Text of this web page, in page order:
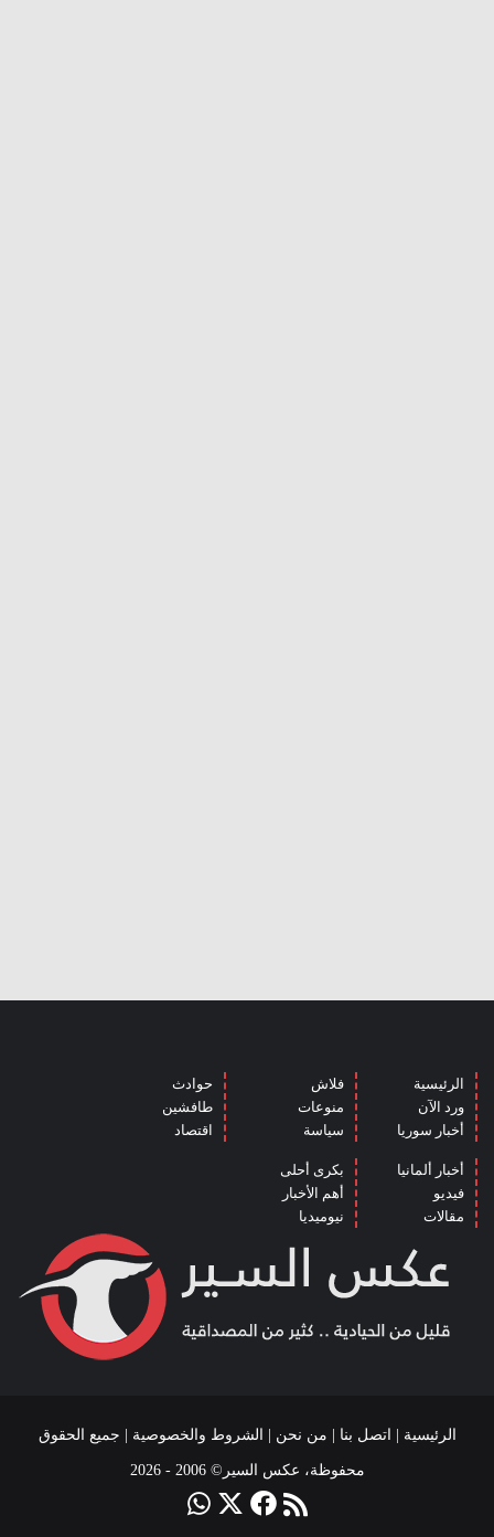
الرئيسية
ورد الآن
أخبار سوريا
فلاش
منوعات
سياسة
حوادث
طافشين
اقتصاد
أخبار ألمانيا
فيديو
مقالات
بكرى أحلى
أهم الأخبار
نيوميديا
الرئيسية اتصل بنا من نحن الشروط والخصوصية | جميع الحقوق
محفوظة، عكس السير© 2006 - 2026